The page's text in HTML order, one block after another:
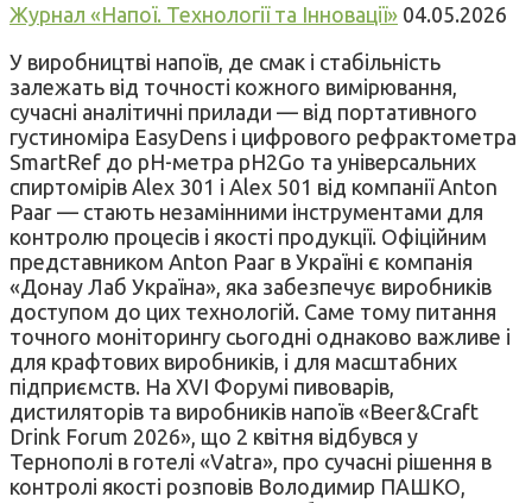
Журнал «Напої. Технології та Інновації» 04.05.2026
У виробництві напоїв, де смак і стабільність
залежать від точності кожного вимірювання,
сучасні аналітичні прилади — від портативного
густиноміра EasyDens і цифрового рефрактометра
SmartRef до pH-метра pH2Go та універсальних
спиртомірів Alex 301 і Alex 501 від компанії Anton
Paar — стають незамінними інструментами для
контролю процесів і якості продукції. Офіційним
представником Anton Paar в Україні є компанія
«Донау Лаб Україна», яка забезпечує виробників
доступом до цих технологій. Саме тому питання
точного моніторингу сьогодні однаково важливе і
для крафтових виробників, і для масштабних
підприємств. На XVІ Форумі пивоварів,
дистиляторів та виробників напоїв «Beer&Craft
Drink Forum 2026», що 2 квітня відбувся у
Тернополі в готелі «Vatra», про сучасні рішення в
контролі якості розповів Володимир ПАШКО,